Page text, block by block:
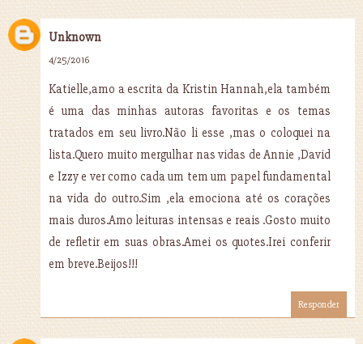
Unknown
4/25/2016
Katielle,amo a escrita da Kristin Hannah,ela também
é uma das minhas autoras favoritas e os temas
tratados em seu livro.Não li esse ,mas o coloquei na
lista.Quero muito mergulhar nas vidas de Annie ,David
e Izzy e ver como cada um tem um papel fundamental
na vida do outro.Sim ,ela emociona até os corações
mais duros.Amo leituras intensas e reais .Gosto muito
de refletir em suas obras.Amei os quotes.Irei conferir
em breve.Beijos!!!
Responder